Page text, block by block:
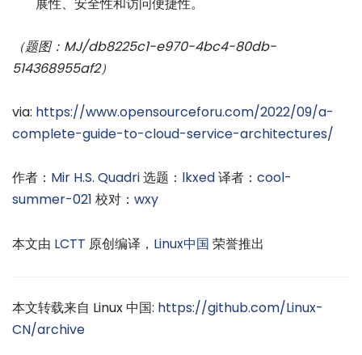
展性、安全性和访问便捷性。
（题图：MJ/db8225c1-e970-4bc4-80db-
514368955af2）
via: https://www.opensourceforu.com/2022/09/a-
complete-guide-to-cloud-service-architectures/
作者： Mir H.S. Quadri选题： lkxed译者： cool-
summer-021 校对： wxy
本文由 LCTT 原创编译， Linux中国 荣誉推出
本文转载来自 Linux 中国: https://github.com/Linux-
CN/archive